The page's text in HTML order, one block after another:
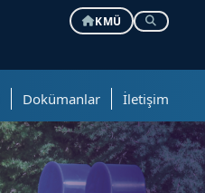
KMÜ
Dokümanlar İletişim